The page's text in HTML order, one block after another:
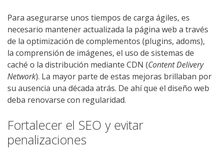
Para asegurarse unos tiempos de carga ágiles, es
necesario mantener actualizada la página web a través
de la optimización de complementos (plugins, adoms),
la comprensión de imágenes, el uso de sistemas de
caché o la distribución mediante CDN (Content Delivery
Network). La mayor parte de estas mejoras brillaban por
su ausencia una década atrás. De ahí que el diseño web
deba renovarse con regularidad.
Fortalecer el SEO y evitar
penalizaciones